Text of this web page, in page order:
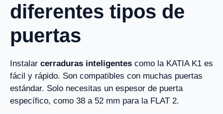
diferentes tipos de
puertas
Instalar cerraduras inteligentes como la KATIA K1 es
fácil y rápido. Son compatibles con muchas puertas
estándar. Solo necesitas un espesor de puerta
específico, como 38 a 52 mm para la FLAT 2.